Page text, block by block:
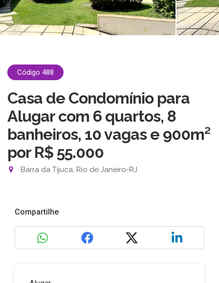
Código 488
Casa de Condomínio para
Alugar com 6 quartos, 8
banheiros, 10 vagas e 900m²
por R$ 55.000
Barra da Tijuca, Rio de Janeiro-RJ
Compartilhe